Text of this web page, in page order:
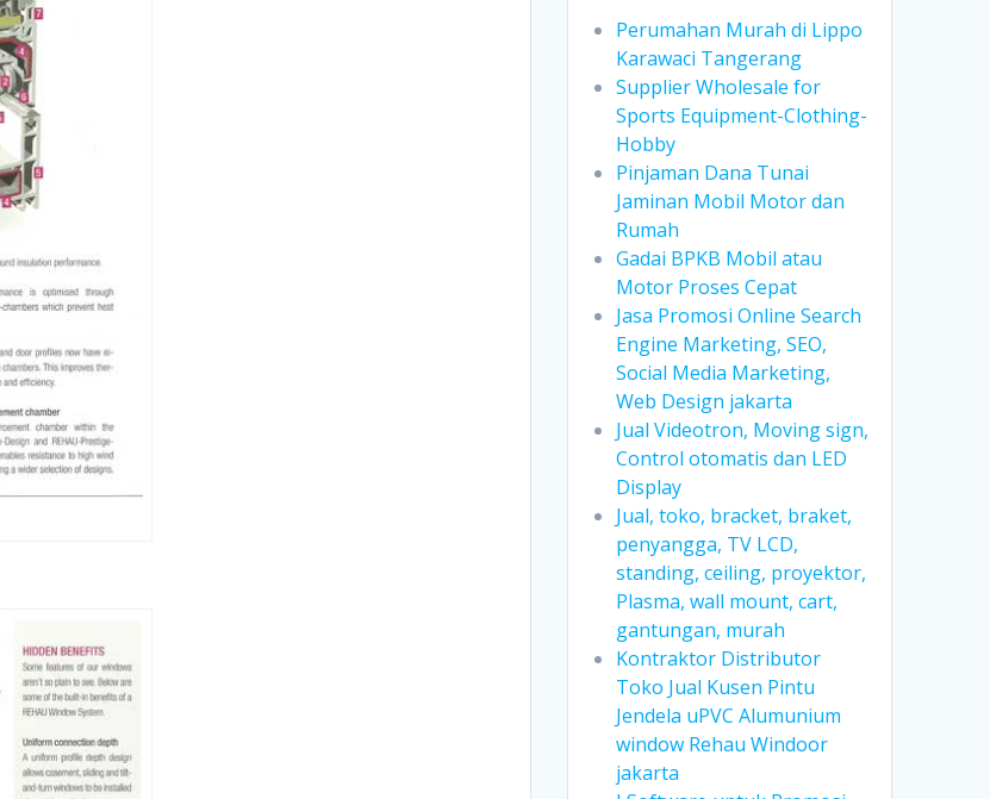
Perumahan Murah di Lippo
Karawaci Tangerang
Supplier Wholesale for
Sports Equipment-Clothing-
Hobby
Pinjaman Dana Tunai
Jaminan Mobil Motor dan
Rumah
Gadai BPKB Mobil atau
Motor Proses Cepat
Jasa Promosi Online Search
Engine Marketing, SEO,
Social Media Marketing,
Web Design jakarta
Jual Videotron, Moving sign,
Control otomatis dan LED
Display
Jual, toko, bracket, braket,
penyangga, TV LCD,
standing, ceiling, proyektor,
Plasma, wall mount, cart,
gantungan, murah
Kontraktor Distributor
Toko Jual Kusen Pintu
Jendela uPVC Alumunium
window Rehau Windoor
jakarta